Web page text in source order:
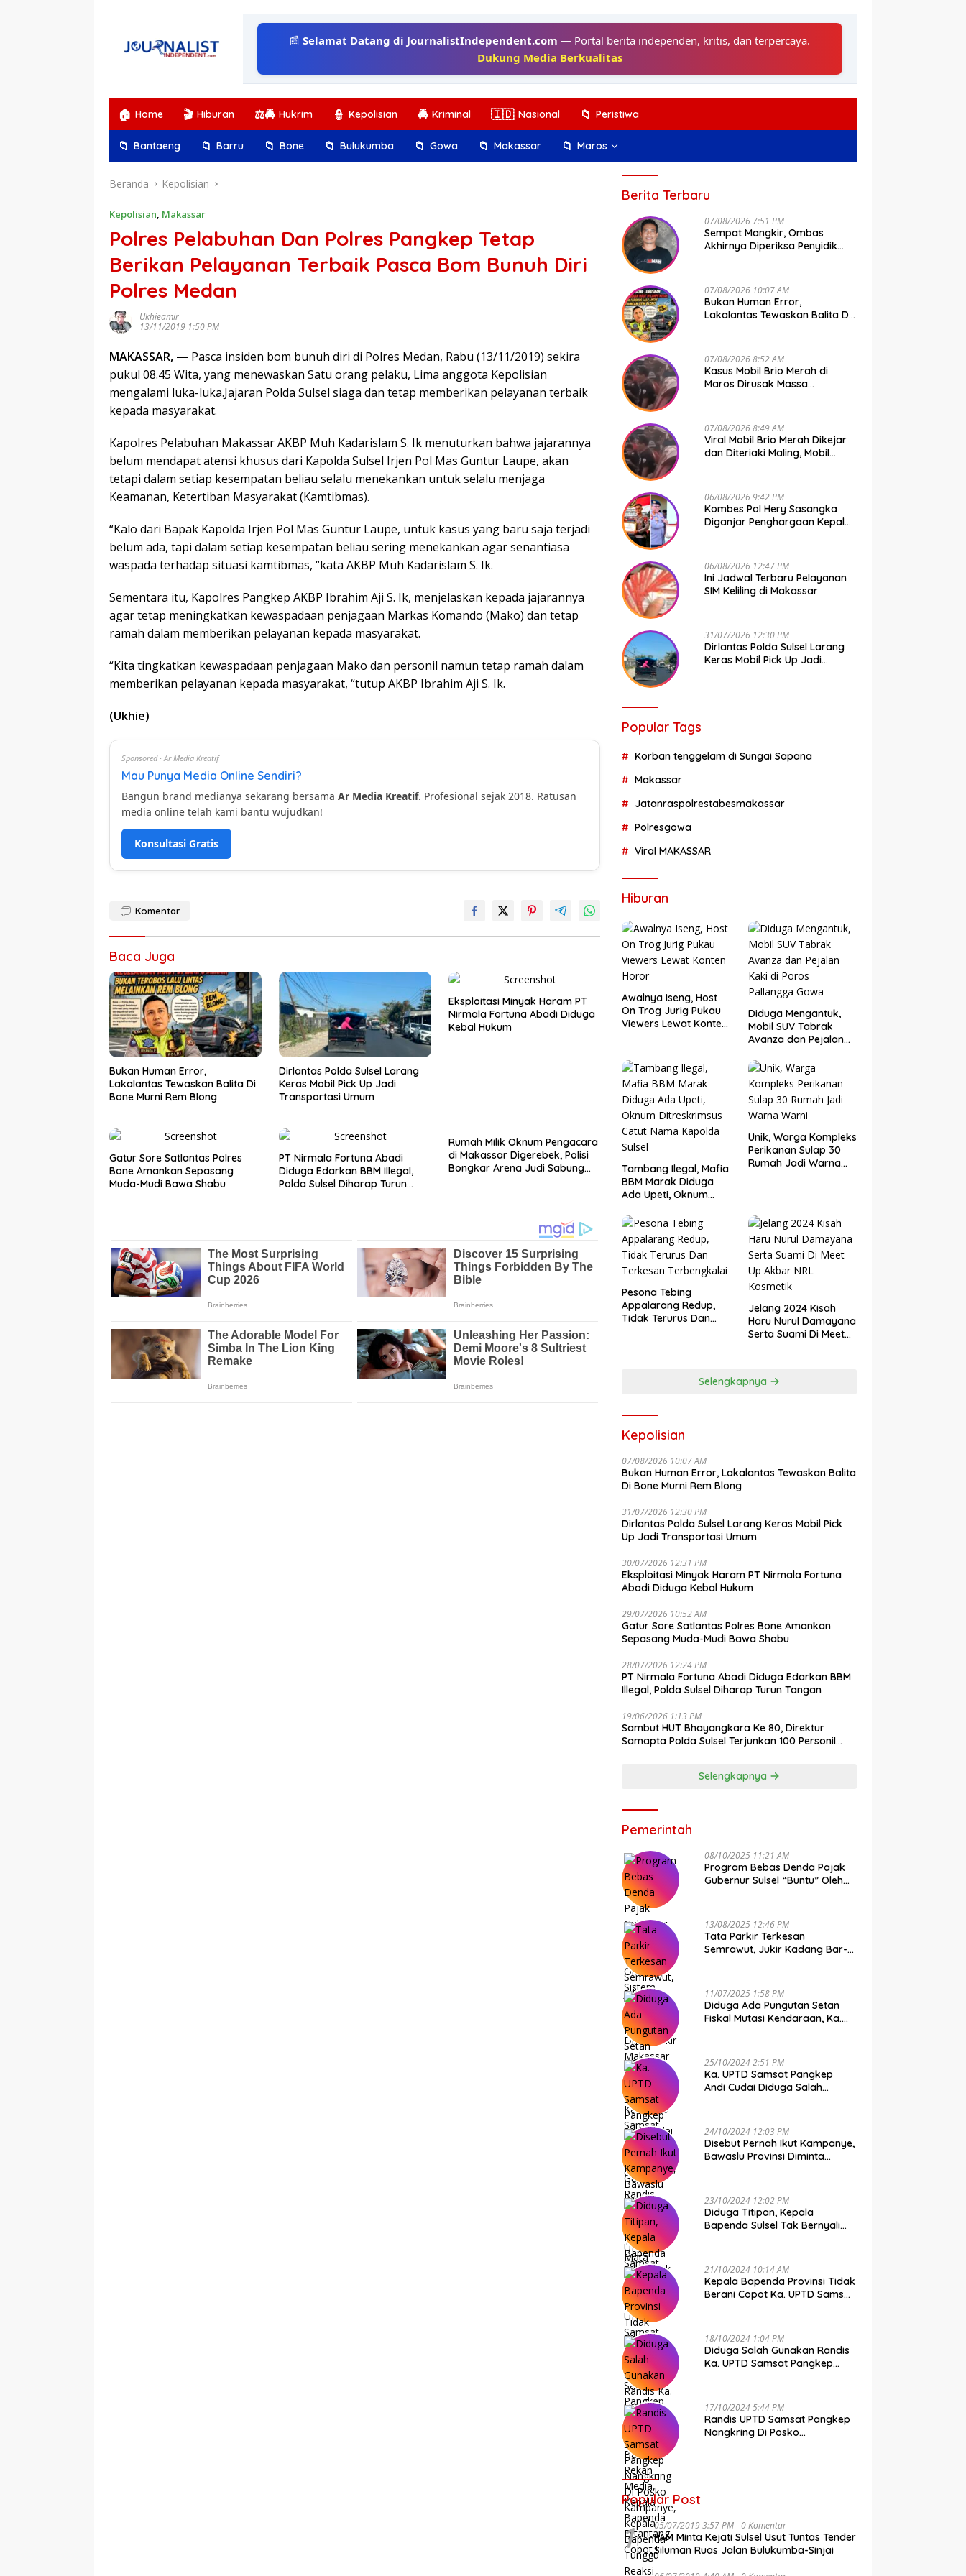
📰Selamat Datang di JournalistIndependent.com — Portal berita independen, kritis, dan terpercaya.
Dukung Media Berkualitas
🏠 Home 🎬 Hiburan ⚖️🚔 Hukrim 👮 Kepolisian 🚔 Kriminal 🇮🇩 Nasional 📁 Peristiwa
📁 Bantaeng 📁 Barru 📁 Bone 📁 Bulukumba 📁 Gowa 📁 Makassar 📁 Maros
Beranda Kepolisian
Kepolisian, Makassar
Polres Pelabuhan Dan Polres Pangkep Tetap
Berikan Pelayanan Terbaik Pasca Bom Bunuh Diri
Polres Medan
Ukhieamir
13/11/2019 1:50 PM
MAKASSAR, — Pasca insiden bom bunuh diri di Polres Medan, Rabu (13/11/2019) sekira
pukul 08.45 Wita, yang menewaskan Satu orang pelaku, Lima anggota Kepolisian
mengalami luka-luka.Jajaran Polda Sulsel siaga dan tetap memberikan pelayanan terbaik
kepada masyarakat.
Kapolres Pelabuhan Makassar AKBP Muh Kadarislam S. Ik menuturkan bahwa jajarannya
belum mendapat atensi khusus dari Kapolda Sulsel Irjen Pol Mas Guntur Laupe, akan
tetapi dalam setiap kesempatan beliau selalu menekankan untuk selalu menjaga
Keamanan, Ketertiban Masyarakat (Kamtibmas).
“Kalo dari Bapak Kapolda Irjen Pol Mas Guntur Laupe, untuk kasus yang baru saja terjadi
belum ada, tapi dalam setiap kesempatan beliau sering menekankan agar senantiasa
waspada terhadap situasi kamtibmas, “kata AKBP Muh Kadarislam S. Ik.
Sementara itu, Kapolres Pangkep AKBP Ibrahim Aji S. Ik, menjelaskan kepada jajarannya
agar tetap meningkatkan kewaspadaan penjagaan Markas Komando (Mako) dan tetap
ramah dalam memberikan pelayanan kepada masyarakat.
“Kita tingkatkan kewaspadaan penjagaan Mako dan personil namun tetap ramah dalam
memberikan pelayanan kepada masyarakat, “tutup AKBP Ibrahim Aji S. Ik.
(Ukhie)
Sponsored · Ar Media Kreatif
Mau Punya Media Online Sendiri?
Bangun brand medianya sekarang bersama Ar Media Kreatif. Profesional sejak 2018. Ratusan
media online telah kami bantu wujudkan!
Konsultasi Gratis
Komentar
Baca Juga
Bukan Human Error,
Lakalantas Tewaskan Balita Di
Bone Murni Rem Blong
Dirlantas Polda Sulsel Larang
Keras Mobil Pick Up Jadi
Transportasi Umum
Eksploitasi Minyak Haram PT
Nirmala Fortuna Abadi Diduga
Kebal Hukum
Gatur Sore Satlantas Polres
Bone Amankan Sepasang
Muda-Mudi Bawa Shabu
PT Nirmala Fortuna Abadi
Diduga Edarkan BBM Illegal,
Polda Sulsel Diharap Turun
Rumah Milik Oknum Pengacara
di Makassar Digerebek, Polisi
Bongkar Arena Judi Sabung
Berita Terbaru
07/08/2026 7:51 PM
Sempat Mangkir, Ombas
Akhirnya Diperiksa Penyidik
07/08/2026 10:07 AM
Bukan Human Error,
Lakalantas Tewaskan Balita Di
07/08/2026 8:52 AM
Kasus Mobil Brio Merah di
Maros Dirusak Massa
07/08/2026 8:49 AM
Viral Mobil Brio Merah Dikejar
dan Diteriaki Maling, Mobil
06/08/2026 9:42 PM
Kombes Pol Hery Sasangka
Diganjar Penghargaan Kepala
06/08/2026 12:47 PM
Ini Jadwal Terbaru Pelayanan
SIM Keliling di Makassar
31/07/2026 12:30 PM
Dirlantas Polda Sulsel Larang
Keras Mobil Pick Up Jadi
Popular Tags
Korban tenggelam di Sungai Sapana
Makassar
Jatanraspolrestabesmakassar
Polresgowa
Viral MAKASSAR
Hiburan
Awalnya Iseng, Host
On Trog Jurig Pukau
Viewers Lewat Konten
Diduga Mengantuk,
Mobil SUV Tabrak
Avanza dan Pejalan
Pallangga Gowa
Tambang Ilegal, Mafia
BBM Marak Diduga
Ada Upeti, Oknum
Nama Kapolda Sulsel
Unik, Warga Kompleks
Perikanan Sulap 30
Rumah Jadi Warna
Pesona Tebing
Appalarang Redup,
Tidak Terurus Dan
Jelang 2024 Kisah
Haru Nurul Damayana
Serta Suami Di Meet
Selengkapnya
Kepolisian
07/08/2026 10:07 AM
Bukan Human Error, Lakalantas Tewaskan Balita
Di Bone Murni Rem Blong
31/07/2026 12:30 PM
Dirlantas Polda Sulsel Larang Keras Mobil Pick
Up Jadi Transportasi Umum
30/07/2026 12:31 PM
Eksploitasi Minyak Haram PT Nirmala Fortuna
Abadi Diduga Kebal Hukum
29/07/2026 10:52 AM
Gatur Sore Satlantas Polres Bone Amankan
Sepasang Muda-Mudi Bawa Shabu
28/07/2026 12:24 PM
PT Nirmala Fortuna Abadi Diduga Edarkan BBM
Illegal, Polda Sulsel Diharap Turun Tangan
19/06/2026 1:13 PM
Sambut HUT Bhayangkara Ke 80, Direktur
Samapta Polda Sulsel Terjunkan 100 Personil
Selengkapnya
Pemerintah
08/10/2025 11:21 AM
Program Bebas Denda Pajak
Gubernur Sulsel “Buntu” Oleh
13/08/2025 12:46 PM
Tata Parkir Terkesan
Semrawut, Jukir Kadang Bar-
11/07/2025 1:58 PM
Diduga Ada Pungutan Setan
Fiskal Mutasi Kendaraan, Ka.
25/10/2024 2:51 PM
Ka. UPTD Samsat Pangkep
Andi Cudai Diduga Salah
24/10/2024 12:03 PM
Disebut Pernah Ikut Kampanye,
Bawaslu Provinsi Diminta
23/10/2024 12:02 PM
Diduga Titipan, Kepala
Bapenda Sulsel Tak Bernyali
21/10/2024 10:14 AM
Kepala Bapenda Provinsi Tidak
Berani Copot Ka. UPTD Samsat
18/10/2024 1:04 PM
Diduga Salah Gunakan Randis
Ka. UPTD Samsat Pangkep
17/10/2024 5:44 PM
Randis UPTD Samsat Pangkep
Nangkring Di Posko
Popular Post
1 05/07/2019 3:57 PM 0 Komentar
FAM Minta Kejati Sulsel Usut Tuntas Tender
Siluman Ruas Jalan Bulukumba-Sinjai